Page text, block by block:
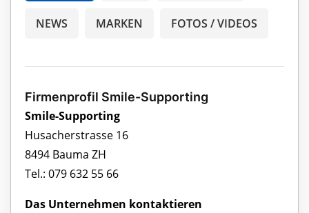
NEWS MARKEN FOTOS / VIDEOS
Firmenprofil Smile-Supporting
Smile-Supporting
Husacherstrasse 16
8494 Bauma ZH
Tel.: 079 632 55 66
Das Unternehmen kontaktieren